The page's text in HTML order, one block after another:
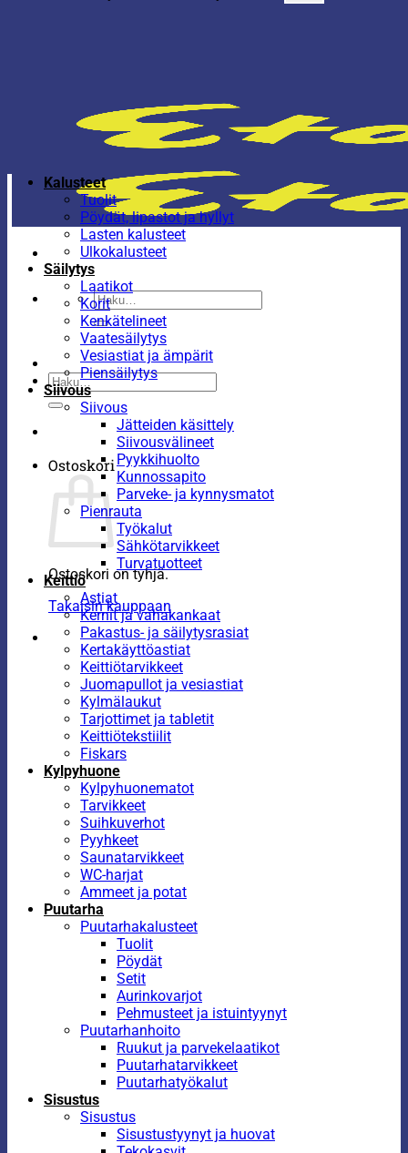
Etsi:
Etsi:
Ostoskori
Ostoskori on tyhjä.
Takaisin kauppaan
Kalusteet
Tuolit
Pöydät, lipastot ja hyllyt
Lasten kalusteet
Ulkokalusteet
Säilytys
Laatikot
Korit
Kenkätelineet
Vaatesäilytys
Vesiastiat ja ämpärit
Piensäilytys
Siivous
Siivous
Jätteiden käsittely
Siivousvälineet
Pyykkihuolto
Kunnossapito
Parveke- ja kynnysmatot
Pienrauta
Työkalut
Sähkötarvikkeet
Turvatuotteet
Keittiö
Astiat
Kernit ja vahakankaat
Pakastus- ja säilytysrasiat
Kertakäyttöastiat
Keittiötarvikkeet
Juomapullot ja vesiastiat
Kylmälaukut
Tarjottimet ja tabletit
Keittiötekstiilit
Fiskars
Kylpyhuone
Kylpyhuonematot
Tarvikkeet
Suihkuverhot
Pyyhkeet
Saunatarvikkeet
WC-harjat
Ammeet ja potat
Puutarha
Puutarhakalusteet
Tuolit
Pöydät
Setit
Aurinkovarjot
Pehmusteet ja istuintyynyt
Puutarhanhoito
Ruukut ja parvekelaatikot
Puutarhatarvikkeet
Puutarhatyökalut
Sisustus
Sisustus
Sisustustyynyt ja huovat